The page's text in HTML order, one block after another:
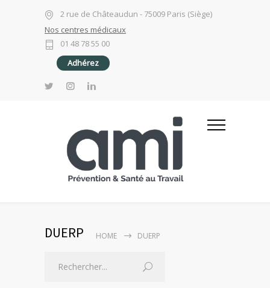
2 rue de Châteaudun - 75009 Paris (Siège)
Nos centres médicaux
01 48 78 55 00
Adhérez
DUERP HOME DUERP